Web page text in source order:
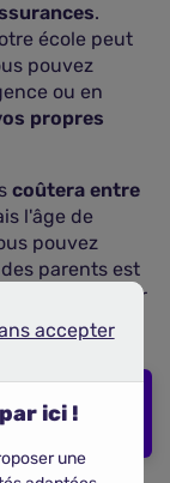
.
école peut
pouvez
ou en
propres
coûtera entre
l'âge de
pouvez
parents est
réductions pour
accepter
ici !
une
accepter